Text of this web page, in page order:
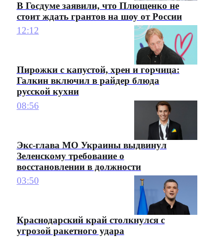
В Госдуме заявили, что Плющенко не
стоит ждать грантов на шоу от России
12:12
Пирожки с капустой, хрен и горчица:
Галкин включил в райдер блюда
русской кухни
08:56
Экс-глава МО Украины выдвинул
Зеленскому требование о
восстановлении в должности
03:50
Краснодарский край столкнулся с
угрозой ракетного удара